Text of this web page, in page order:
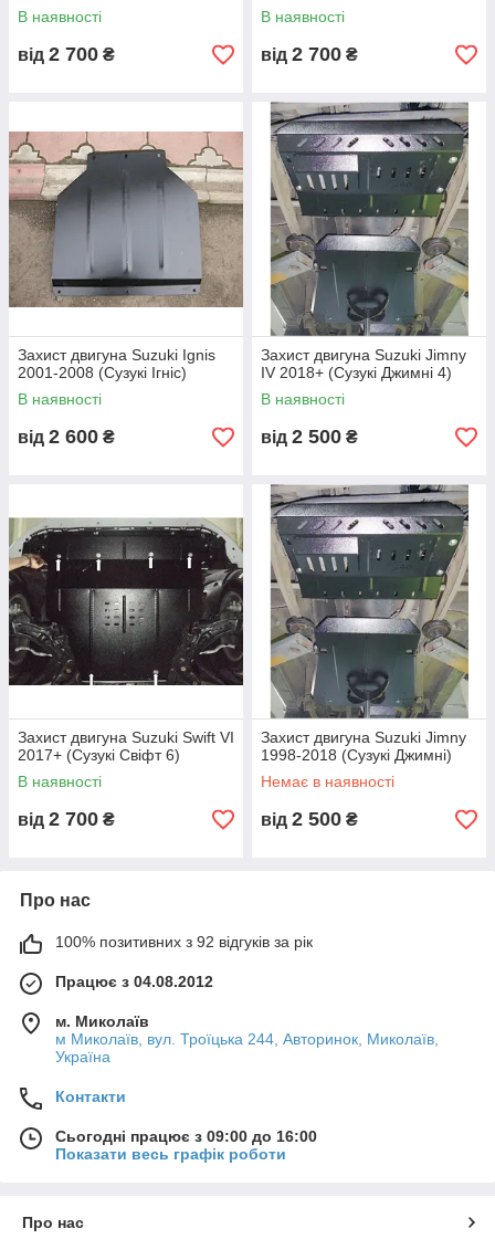
В наявності
від 2 700 ₴
В наявності
від 2 700 ₴
Захист двигуна Suzuki Ignis
2001-2008 (Сузукі Ігніс)
В наявності
від 2 600 ₴
Захист двигуна Suzuki Jimny
IV 2018+ (Сузукі Джимні 4)
В наявності
від 2 500 ₴
Захист двигуна Suzuki Swift VI
2017+ (Сузукі Свіфт 6)
В наявності
від 2 700 ₴
Захист двигуна Suzuki Jimny
1998-2018 (Сузукі Джимні)
Немає в наявності
від 2 500 ₴
Про нас
100% позитивних з 92 відгуків за рік
Працює з 04.08.2012
м. Миколаїв
м Миколаїв, вул. Троїцька 244, Авторинок, Миколаїв,
Україна
Контакти
Сьогодні працює з 09:00 до 16:00
Показати весь графік роботи
Про нас